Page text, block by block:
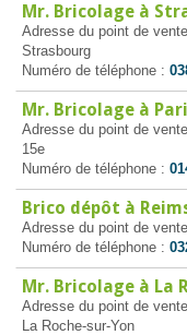
Mr. Bricolage à
Adresse du point de
Strasbourg
Numéro de téléphone :
Mr. Bricolage à
Adresse du point de
15e
Numéro de téléphone :
Brico dépôt à
Adresse du point de
Numéro de téléphone :
Mr. Bricolage à La
Adresse du point de
La Roche-sur-Yon